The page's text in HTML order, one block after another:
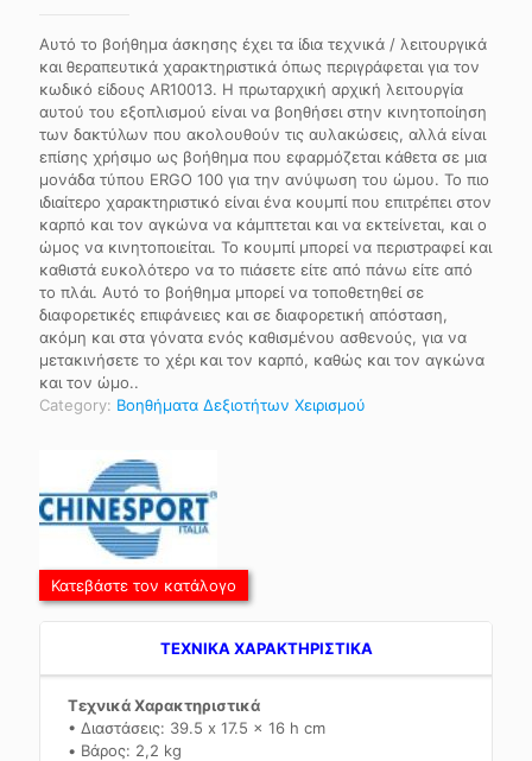
Αυτό το βοήθημα άσκησης έχει τα ίδια τεχνικά / λειτουργικά
και θεραπευτικά χαρακτηριστικά όπως περιγράφεται για τον
κωδικό είδους AR10013. Η πρωταρχική αρχική λειτουργία
αυτού του εξοπλισμού είναι να βοηθήσει στην κινητοποίηση
των δακτύλων που ακολουθούν τις αυλακώσεις, αλλά είναι
επίσης χρήσιμο ως βοήθημα που εφαρμόζεται κάθετα σε μια
μονάδα τύπου ERGO 100 για την ανύψωση του ώμου. Το πιο
ιδιαίτερο χαρακτηριστικό είναι ένα κουμπί που επιτρέπει στον
καρπό και τον αγκώνα να κάμπτεται και να εκτείνεται, και ο
ώμος να κινητοποιείται. Το κουμπί μπορεί να περιστραφεί και
καθιστά ευκολότερο να το πιάσετε είτε από πάνω είτε από
το πλάι. Αυτό το βοήθημα μπορεί να τοποθετηθεί σε
διαφορετικές επιφάνειες και σε διαφορετική απόσταση,
ακόμη και στα γόνατα ενός καθισμένου ασθενούς, για να
μετακινήσετε το χέρι και τον καρπό, καθώς και τον αγκώνα
και τον ώμο..
Category: Βοηθήματα Δεξιοτήτων Χειρισμού
Κατεβάστε τον κατάλογο
TEXNIKA ΧΑΡΑΚΤΗΡΙΣΤΙΚΑ
Τεχνικά Χαρακτηριστικά
• Διαστάσεις: 39.5 x 17.5 x 16 h cm
• Βάρος: 2,2 kg